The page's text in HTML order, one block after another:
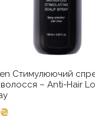
Стимулюючий
волосся – Anti-Hair
₴